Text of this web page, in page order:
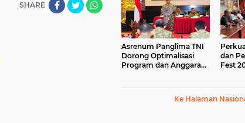
SHARE
Asrenum Panglima TNI
Dorong Optimalisasi
Program dan Anggaran
dan
Fest
Ke Halaman